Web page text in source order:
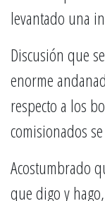
levantado una
Discusión que
enorme
respecto a los
comisionados
Acostumbrado
que digo y